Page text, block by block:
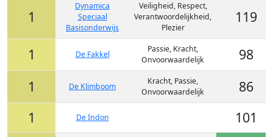
1
Dynamica
Speciaal
Basisonderwijs
Veiligheid, Respect,
Verantwoordelijkheid,
Plezier
119
1 De Fakkel
Passie, Kracht,
Onvoorwaardelijk
98
1
De Klimboom
Kracht, Passie,
Onvoorwaardelijk
86
1
De Indon 101